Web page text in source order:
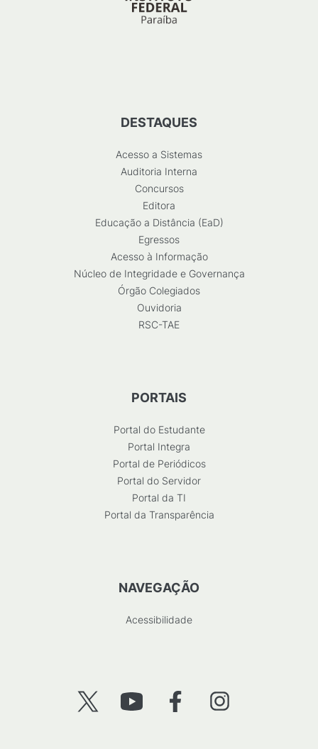
DESTAQUES
Acesso a Sistemas
Auditoria Interna
Concursos
Editora
Educação a Distância (EaD)
Egressos
Acesso à Informação
Núcleo de Integridade e Governança
Órgão Colegiados
Ouvidoria
RSC-TAE
PORTAIS
Portal do Estudante
Portal Integra
Portal de Periódicos
Portal do Servidor
Portal da TI
Portal da Transparência
NAVEGAÇÃO
Acessibilidade